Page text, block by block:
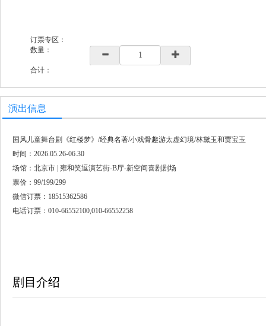
订票专区：
数量：
合计：
演出信息
国风儿童舞台剧《红楼梦》/经典名著/小戏骨趣游太虚幻境/林黛玉和贾宝玉
时间：2026.05.26-06.30
场馆：北京市 | 雍和笑逗演艺街-B厅-新空间喜剧剧场
票价：99/199/299
微信订票：18515362586
电话订票：010-66552100,010-66552258
剧目介绍